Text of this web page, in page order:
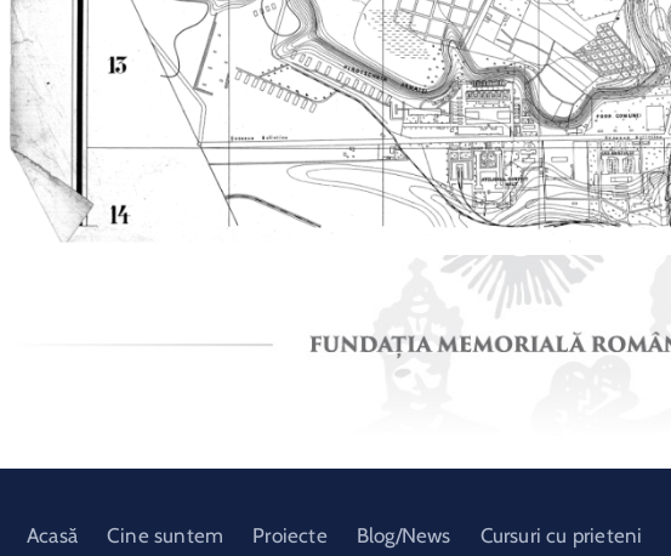
Acasă Cine suntem Proiecte Blog/News Cursuri cu prieteni